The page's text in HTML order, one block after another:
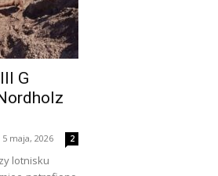
G
5 maja, 2026 2
lotnisku